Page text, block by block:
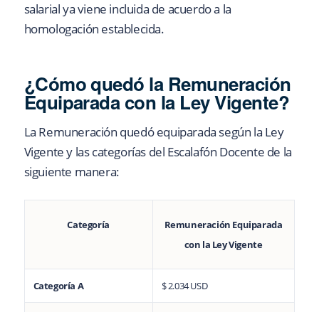
salarial ya viene incluida de acuerdo a la
homologación establecida.
¿Cómo quedó la Remuneración
Equiparada con la Ley Vigente?
La Remuneración quedó equiparada según la Ley
Vigente y las categorías del Escalafón Docente de la
siguiente manera:
Categoría
Remuneración Equiparada
con la Ley Vigente
Categoría A $ 2.034 USD